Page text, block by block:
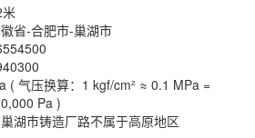
省-合肥市-巢湖市
( 气压换算：1 kgf/cm² ≈ 0.1 MPa =
Pa )
湖市铸造厂路不属于高原地区